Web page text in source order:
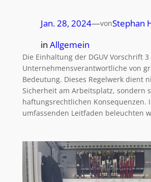
Jan. 28, 2024—vonStephan
in Allgemein
Die Einhaltung der DGUV Vorschrift
Unternehmensverantwortliche von
Bedeutung. Dieses Regelwerk dient
Sicherheit am Arbeitsplatz, sondern
haftungsrechtlichen Konsequenzen.
umfassenden Leitfaden beleuchten